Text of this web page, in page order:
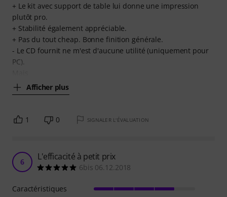
+ Le kit avec support de table lui donne une impression
plutôt pro.
+ Stabilité également appréciable.
+ Pas du tout cheap. Bonne finition générale.
- Le CD fournit ne m'est d'aucune utilité (uniquement pour
PC).
Afficher plus
1 0 SIGNALER L'ÉVALUATION
6 L'efficacité à petit prix
6bis 06.12.2018
Caractéristiques